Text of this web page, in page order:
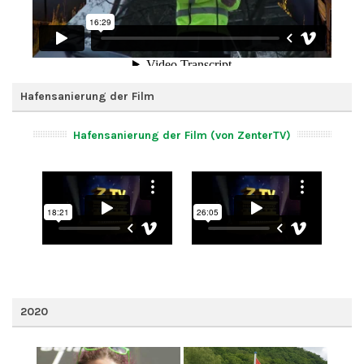
Hafensanierung der Film
Hafensanierung der Film (von ZenterTV)
2020